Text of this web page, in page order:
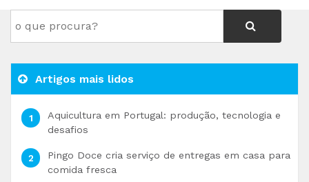
Artigos mais lidos
Aquicultura em Portugal: produção, tecnologia e
desafios
Pingo Doce cria serviço de entregas em casa para
comida fresca